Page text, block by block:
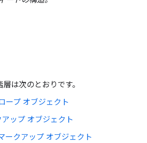
は次のとおりです。
ープ オブジェクト
ップ オブジェクト
ークアップ オブジェクト